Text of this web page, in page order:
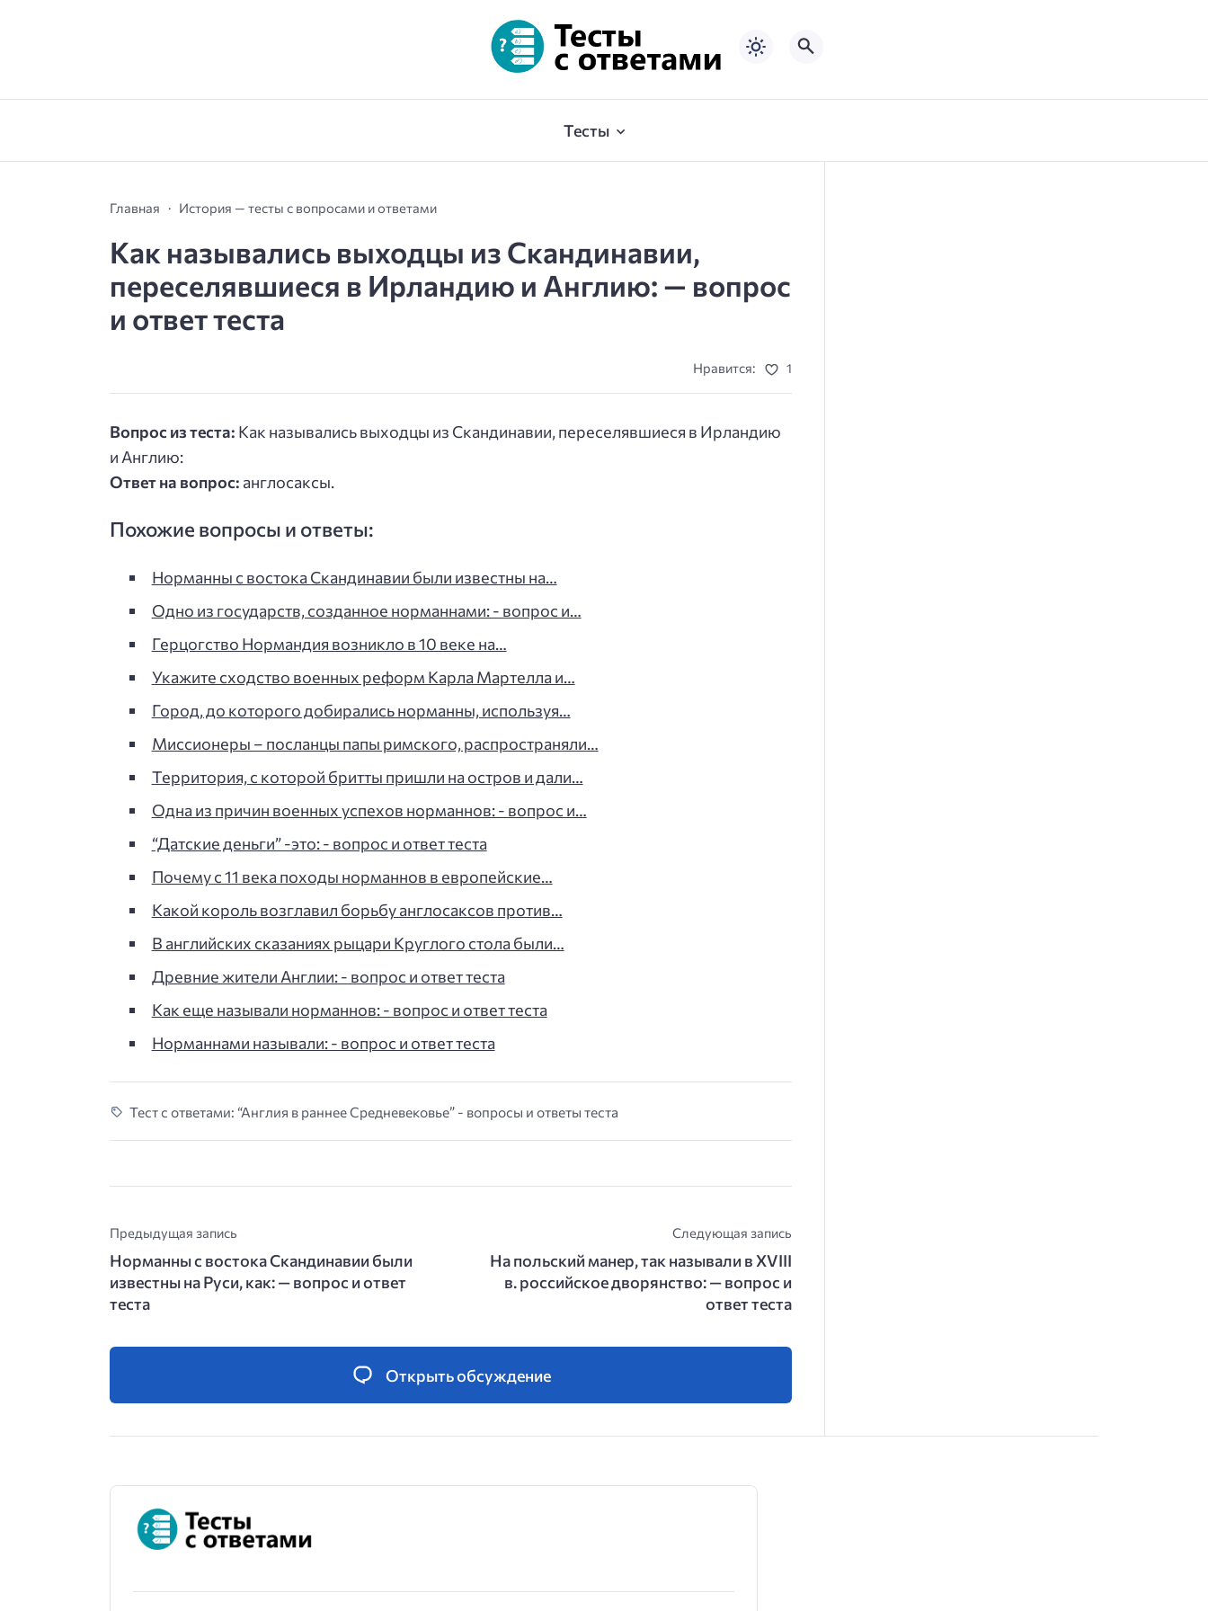
Тесты
Главная История — тесты с вопросами и ответами
Как назывались выходцы из Скандинавии,
переселявшиеся в Ирландию и Англию: — вопрос
и ответ теста
Нравится: 1
Вопрос из теста: Как назывались выходцы из Скандинавии, переселявшиеся в Ирландию
и Англию:
Ответ на вопрос: англосаксы.
Похожие вопросы и ответы:
Норманны с востока Скандинавии были известны на…
Одно из государств, созданное норманнами: - вопрос и…
Герцогство Нормандия возникло в 10 веке на…
Укажите сходство военных реформ Карла Мартелла и…
Город, до которого добирались норманны, используя…
Миссионеры – посланцы папы римского, распространяли…
Территория, с которой бритты пришли на остров и дали…
Одна из причин военных успехов норманнов: - вопрос и…
“Датские деньги” -это: - вопрос и ответ теста
Почему с 11 века походы норманнов в европейские…
Какой король возглавил борьбу англосаксов против…
В английских сказаниях рыцари Круглого стола были…
Древние жители Англии: - вопрос и ответ теста
Как еще называли норманнов: - вопрос и ответ теста
Норманнами называли: - вопрос и ответ теста
Тест с ответами: “Англия в раннее Средневековье” - вопросы и ответы теста
Предыдущая запись
Норманны с востока Скандинавии были
известны на Руси, как: — вопрос и ответ
теста
Следующая запись
На польский манер, так называли в XVIII
в. российское дворянство: — вопрос и
ответ теста
Открыть обсуждение